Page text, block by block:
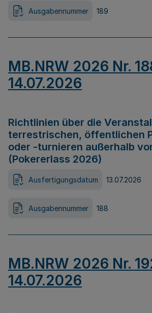
Ausgabennummer 189
MB.NRW 2026 Nr.
14.07.2026
Richtlinien über die
terrestrischen, öffentlichen
oder -turnieren außerhalb
(Pokererlass 2026)
Ausfertigungsdatum 13.07.2026
Ausgabennummer 188
MB.NRW 2026 Nr.
14.07.2026